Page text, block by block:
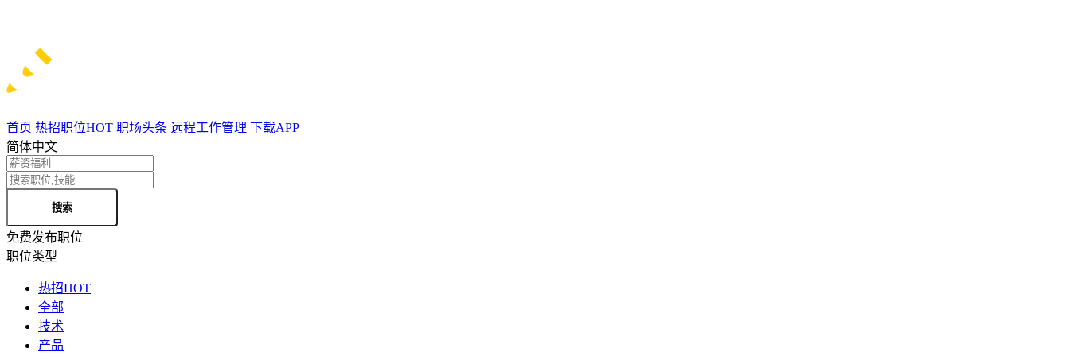
首页 热招职位HOT 职场头条 远程工作管理 下载APP
简体中文
搜索
免费发布职位
职位类型
热招HOT
全部
技术
产品